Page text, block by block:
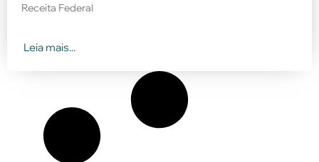
Receita Federal
Leia mais...